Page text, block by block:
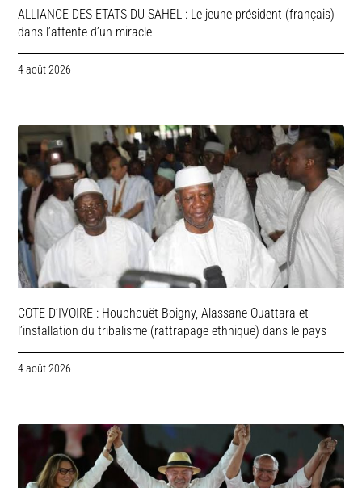
ALLIANCE DES ETATS DU SAHEL : Le jeune président (français)
dans l’attente d’un miracle
4 août 2026
COTE D’IVOIRE : Houphouët-Boigny, Alassane Ouattara et
l’installation du tribalisme (rattrapage ethnique) dans le pays
4 août 2026